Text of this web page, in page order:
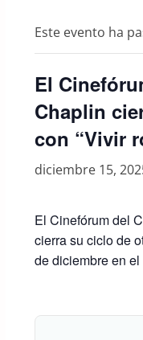
Este evento ha
El
Chaplin
con “Vivir
diciembre 15,
El Cinefórum del
cierra su ciclo de
de diciembre en